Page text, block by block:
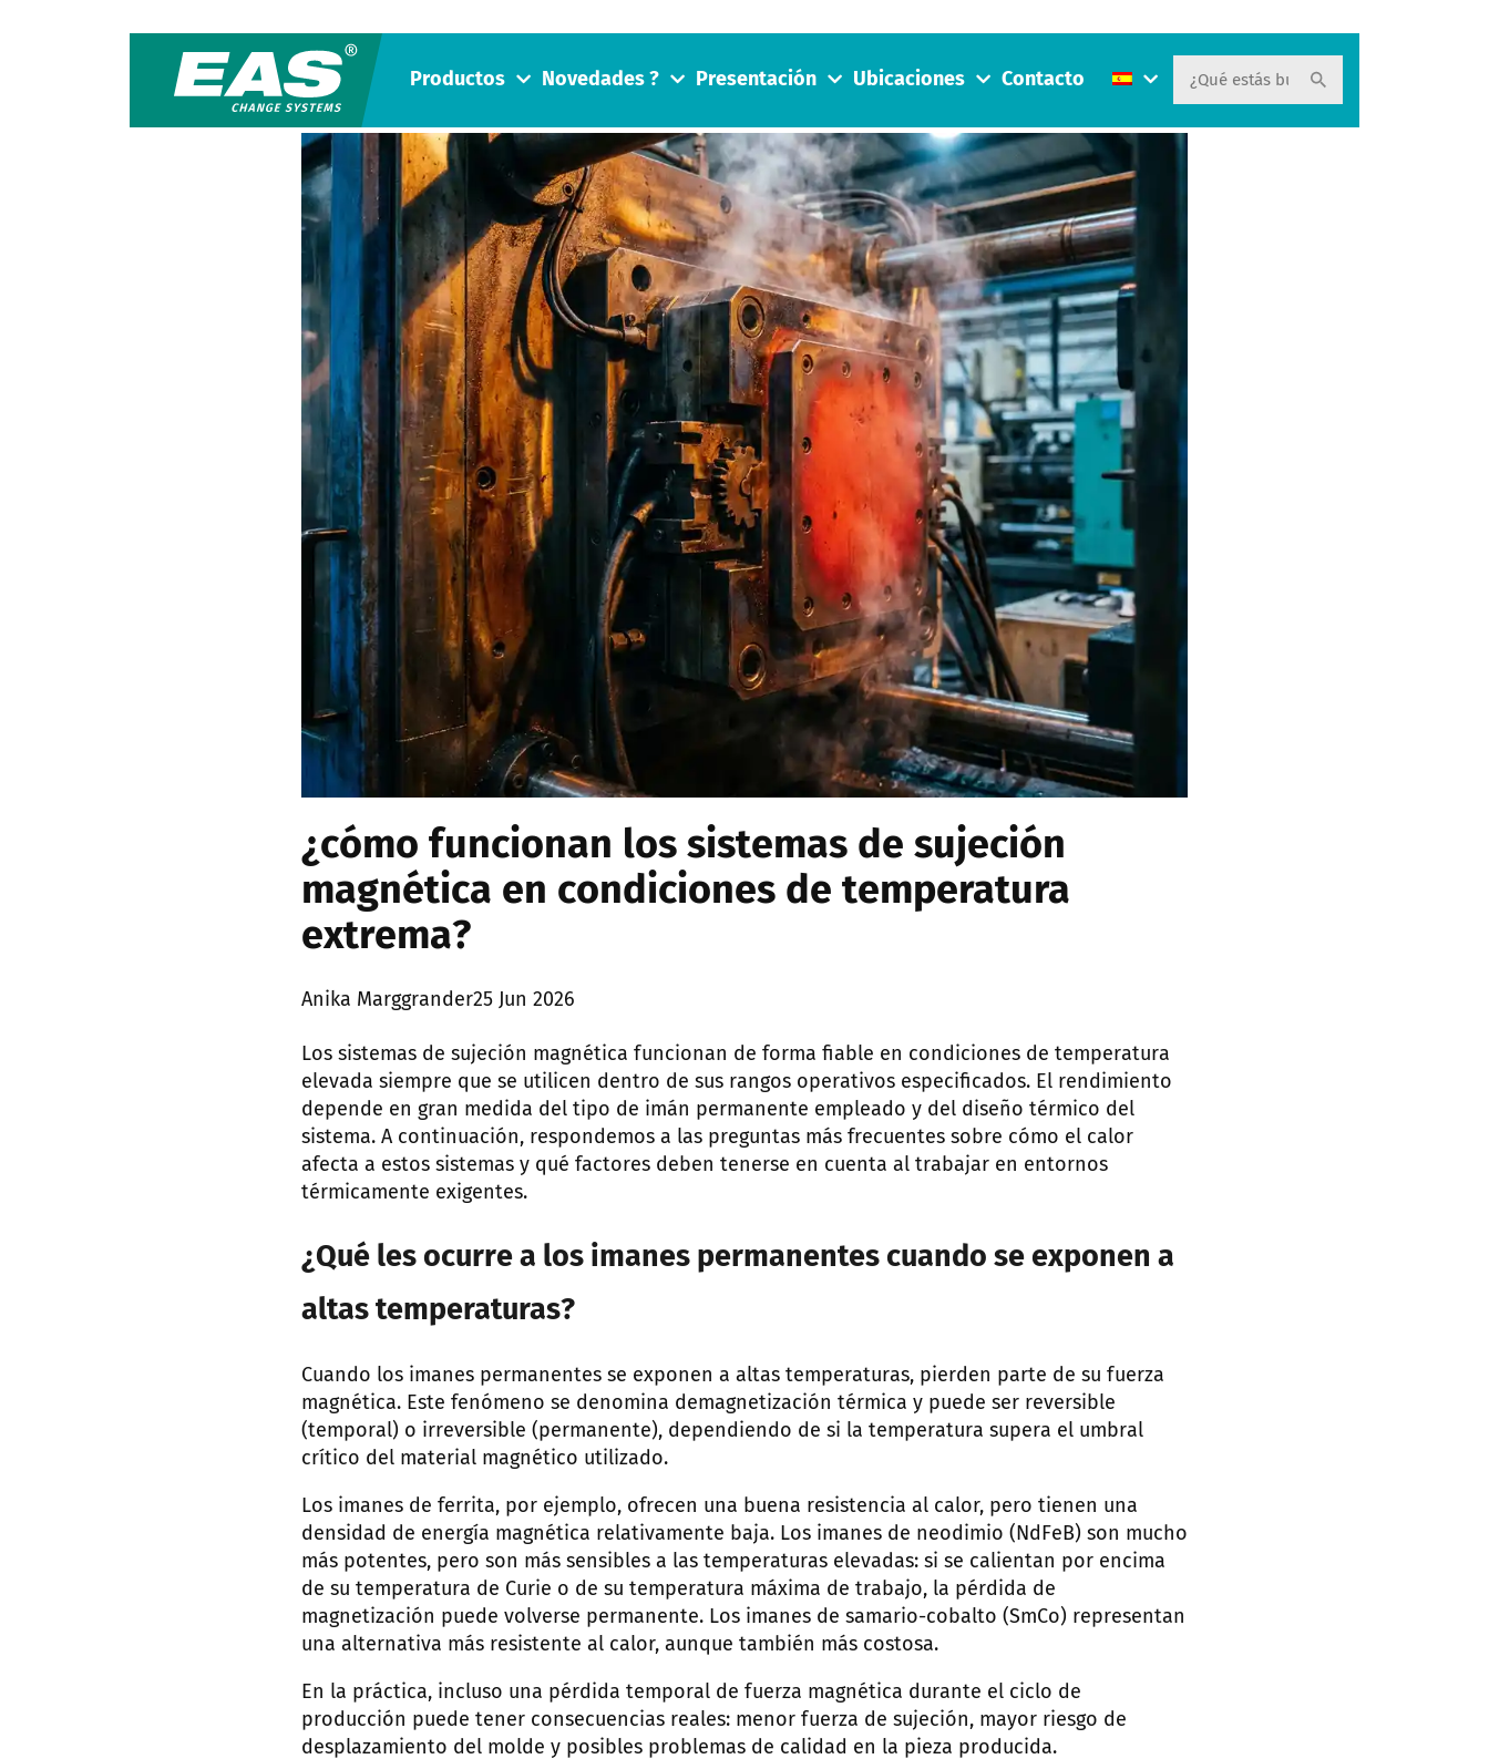
Productos Novedades ? Presentación Ubicaciones Contacto
¿cómo funcionan los sistemas de sujeción
magnética en condiciones de temperatura
extrema?
Posted
Anika Marggrander25 Jun 2026
Los sistemas de sujeción magnética funcionan de forma fiable en condiciones de temperatura
elevada siempre que se utilicen dentro de sus rangos operativos especificados. El rendimiento
depende en gran medida del tipo de imán permanente empleado y del diseño térmico del
sistema. A continuación, respondemos a las preguntas más frecuentes sobre cómo el calor
afecta a estos sistemas y qué factores deben tenerse en cuenta al trabajar en entornos
térmicamente exigentes.
¿Qué les ocurre a los imanes permanentes cuando se exponen a
altas temperaturas?
Cuando los imanes permanentes se exponen a altas temperaturas, pierden parte de su fuerza
magnética. Este fenómeno se denomina demagnetización térmica y puede ser reversible
(temporal) o irreversible (permanente), dependiendo de si la temperatura supera el umbral
crítico del material magnético utilizado.
Los imanes de ferrita, por ejemplo, ofrecen una buena resistencia al calor, pero tienen una
densidad de energía magnética relativamente baja. Los imanes de neodimio (NdFeB) son mucho
más potentes, pero son más sensibles a las temperaturas elevadas: si se calientan por encima
de su temperatura de Curie o de su temperatura máxima de trabajo, la pérdida de
magnetización puede volverse permanente. Los imanes de samario-cobalto (SmCo) representan
una alternativa más resistente al calor, aunque también más costosa.
En la práctica, incluso una pérdida temporal de fuerza magnética durante el ciclo de
producción puede tener consecuencias reales: menor fuerza de sujeción, mayor riesgo de
desplazamiento del molde y posibles problemas de calidad en la pieza producida.